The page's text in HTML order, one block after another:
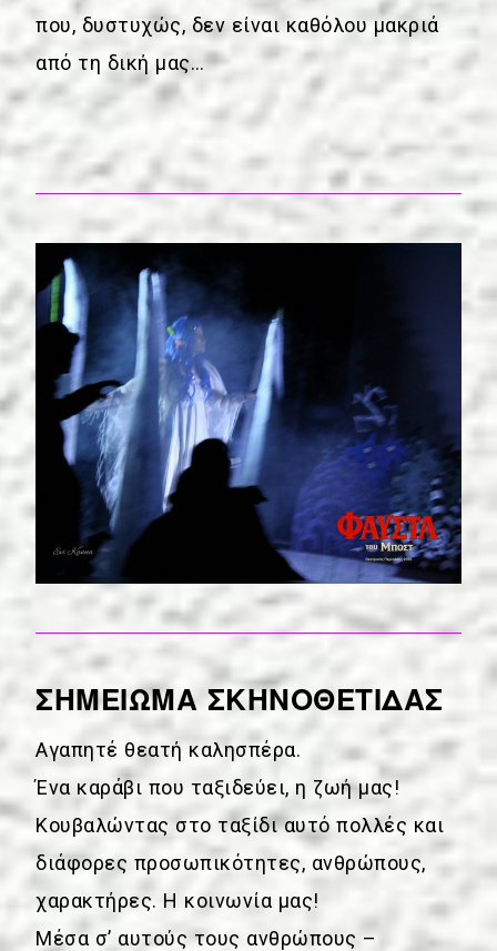
που, δυστυχώς, δεν είναι καθόλου μακριά
από τη δική μας…
ΣΗΜΕΙΩΜΑ ΣΚΗΝΟΘΕΤΙΔΑΣ
Αγαπητέ θεατή καλησπέρα.
Ένα καράβι που ταξιδεύει, η ζωή μας!
Κουβαλώντας στο ταξίδι αυτό πολλές και
διάφορες προσωπικότητες, ανθρώπους,
χαρακτήρες. Η κοινωνία μας!
Μέσα σ’ αυτούς τους ανθρώπους –